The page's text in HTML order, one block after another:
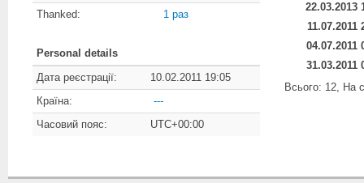
Thanked:
1 раз
Personal details
Дата реєстрації:
10.02.2011 19:05
Країна:
---
Часовий пояс:
UTC+00:00
22.03.2013
11.07.2011
04.07.2011
31.03.2011
Всього: 12, На